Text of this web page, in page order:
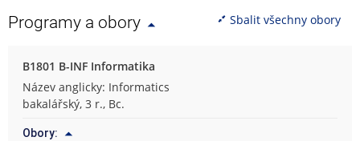
Programy a obory Sbalit všechny obory
B1801 B-INF Informatika
Název anglicky: Informatics
bakalářský, 3 r., Bc.
Obory: